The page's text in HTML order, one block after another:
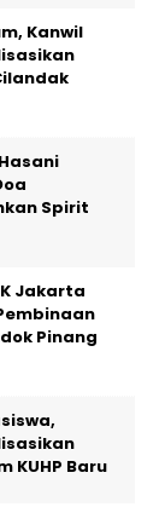
Kanwil
Spirit
Jakarta
Pinang
KUHP Baru